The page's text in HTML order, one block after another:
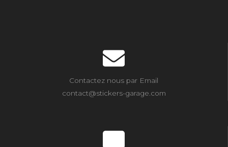
Contactez nous par Email
contact@stickers-garage.com